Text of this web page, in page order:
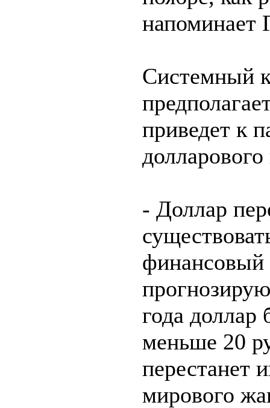
напоминает
Системный
приведет к
долларового
- Доллар
финансовый
года доллар
меньше 20
перестанет
мирового